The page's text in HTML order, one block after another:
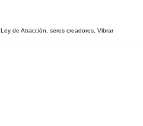
Ley de Atracción seres creadores, Vibrar